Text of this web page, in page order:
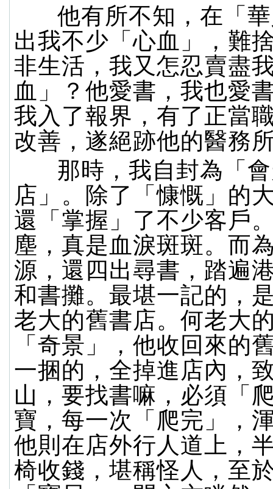
他有所不知，在「
出我不少「心血」，難
非生活，我又怎忍賣盡
血」？他愛書，我也愛
我入了報界，有了正當
改善，遂絕跡他的醫務
那時，我自封為「
店」。除了「慷慨」的
還「掌握」了不少客戶
塵，真是血淚斑斑。而
源，還四出尋書，踏遍
和書攤。最堪一記的，
老大的舊書店。何老大
「奇景」，他收回來的
一捆的，全掉進店內，
山，要找書嘛，必須「
寶，每一次「爬完」，
他則在店外行人道上，
椅收錢，堪稱怪人，至